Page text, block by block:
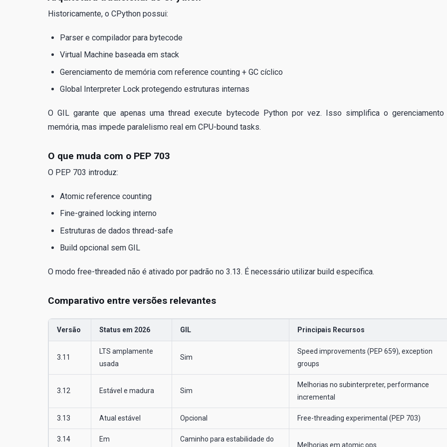
Historicamente, o CPython possui:
Parser e compilador para bytecode
Virtual Machine baseada em stack
Gerenciamento de memória com reference counting + GC cíclico
Global Interpreter Lock protegendo estruturas internas
O GIL garante que apenas uma thread execute bytecode Python por vez. Isso simplifica o gerenciamento
memória, mas impede paralelismo real em CPU-bound tasks.
O que muda com o PEP 703
O PEP 703 introduz:
Atomic reference counting
Fine-grained locking interno
Estruturas de dados thread-safe
Build opcional sem GIL
O modo free-threaded não é ativado por padrão no 3.13. É necessário utilizar build específica.
Comparativo entre versões relevantes
Versão Status em 2026 GIL Principais Recursos
3.11
LTS amplamente
usada
Sim
Speed improvements (PEP 659), exception
groups
3.12 Estável e madura Sim
Melhorias no subinterpreter, performance
incremental
3.13 Atual estável Opcional Free-threading experimental (PEP 703)
3.14 Em Caminho para estabilidade do
Melhorias em atomic ops